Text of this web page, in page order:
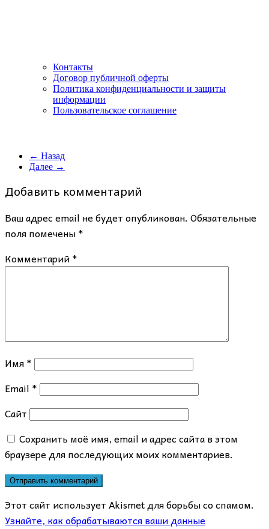
Контакты
Договор публичной оферты
Политика конфиденциальности и защиты
информации
Пользовательское соглашение
← Назад
Далее →
Добавить комментарий
Ваш адрес email не будет опубликован. Обязательные
поля помечены*
Комментарий*
Имя*
Email *
Сайт
Сохранить моё имя, email и адрес сайта в этом
браузере для последующих моих комментариев.
Этот сайт использует Akismet для борьбы со спамом.
Узнайте, как обрабатываются ваши данные